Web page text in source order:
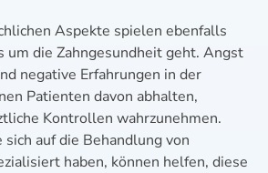
Aspekte spielen ebenfalls
um die Zahngesundheit geht. Angst
negative Erfahrungen in der
Patienten davon abhalten,
Kontrollen wahrzunehmen.
sich auf die Behandlung von
haben, können helfen, diese